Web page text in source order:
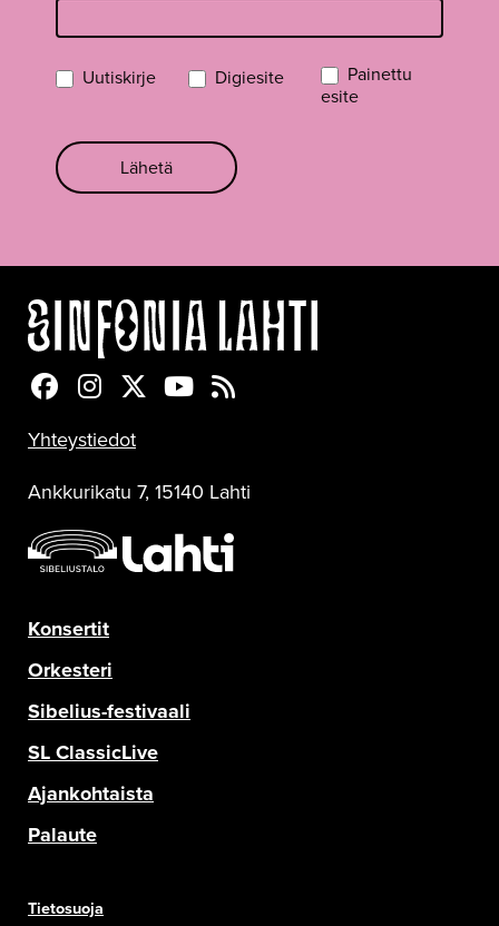
Uutiskirje Digiesite
Painettu
esite
Lähetä
Sinfonia Lahti Facebookissa
Sinfonia Lahti Instagramissa
Sinfonia Lahti Twitterissä
Sinfonia Lahti YouTubessa
Sinfonia Lahti RSS-feed
Yhteystiedot
Ankkurikatu 7, 15140 Lahti
Konsertit
Orkesteri
Sibelius-festivaali
SL ClassicLive
Ajankohtaista
Palaute
Tietosuoja